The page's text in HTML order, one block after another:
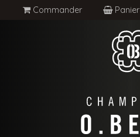
Commander Panier